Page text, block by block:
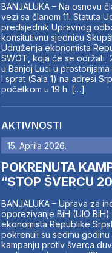
BANJALUKA – Na osnovu
vezi sa članom 11. Statuta
predsjednik Upravnog
konsitutivnu sjednicu
Udruženja ekonomista
SWOT, koja će se održati
u Banjoj Luci u
I sprat (Sala 1) na adresi
početkom u 19 h. […]
AKTIVNOSTI
15. Aprila 2026.
POKRENUTA
“STOP ŠVERCU
BANJALUKA – Uprava za
oporezivanje BiH (UIO
ekonomista Republike
pokrenuli su sedmu godinu
kampanju protiv šverca